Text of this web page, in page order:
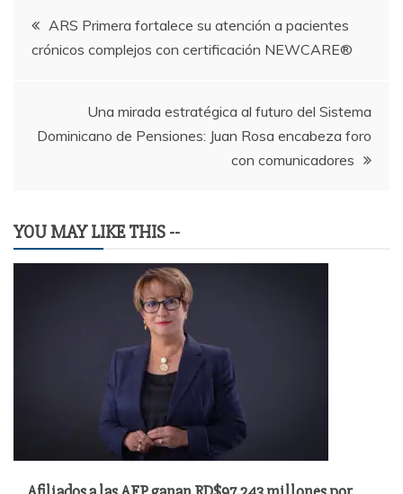
Navegación
entradas
ARS Primera fortalece su atención a pacientes
crónicos complejos con certificación NEWCARE®
Una mirada estratégica al futuro del Sistema
Dominicano de Pensiones: Juan Rosa encabeza foro
con comunicadores
YOU MAY LIKE THIS --